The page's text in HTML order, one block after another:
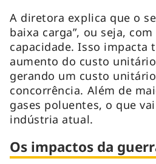
A diretora explica que o
baixa carga”, ou seja, com
capacidade. Isso impacta
aumento do custo
gerando um custo
concorrência. Além de
gases poluentes, o que
indústria atual.
Os impactos da